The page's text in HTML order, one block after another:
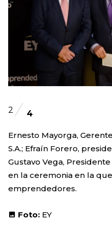
2 4
Ernesto Mayorga,
S.A.; Efraín Forero,
Gustavo Vega,
en la ceremonia en la
emprendedores.
Foto: EY